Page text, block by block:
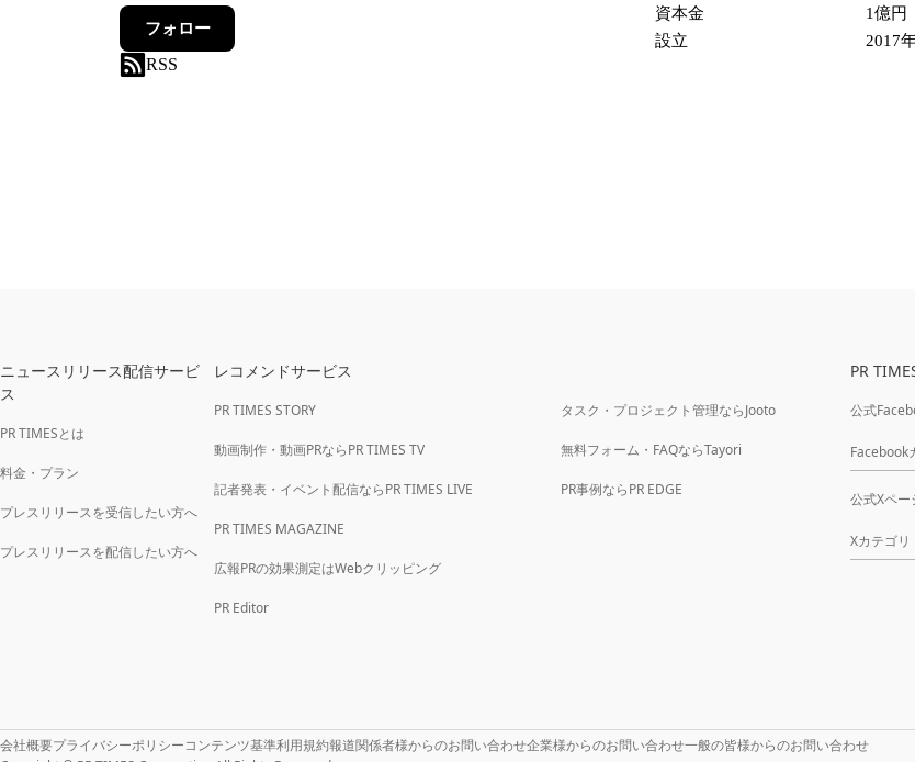
フォロー
RSS
資本金
1億円
設立
2017
ニュースリリース配信サービ
ス
PR TIMESとは
料金・プラン
プレスリリースを受信したい方へ
プレスリリースを配信したい方へ
レコメンドサービス
PR TIMES STORY
動画制作・動画PRならPR TIMES TV
記者発表・イベント配信ならPR TIMES LIVE
PR TIMES MAGAZINE
広報PRの効果測定はWebクリッピング
PR Editor
タスク・プロジェクト管理ならJooto
無料フォーム・FAQならTayori
PR事例ならPR EDGE
PR
公式
Facebook
公式Xペー
Xカテゴリ
会社概要プライバシーポリシーコンテンツ基準利用規約報道関係者様からのお問い合わせ企業様からのお問い合わせ一般の皆様からのお問い合わせ